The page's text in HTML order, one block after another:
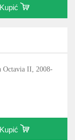
Kupić
Octavia II, 2008-
Kupić